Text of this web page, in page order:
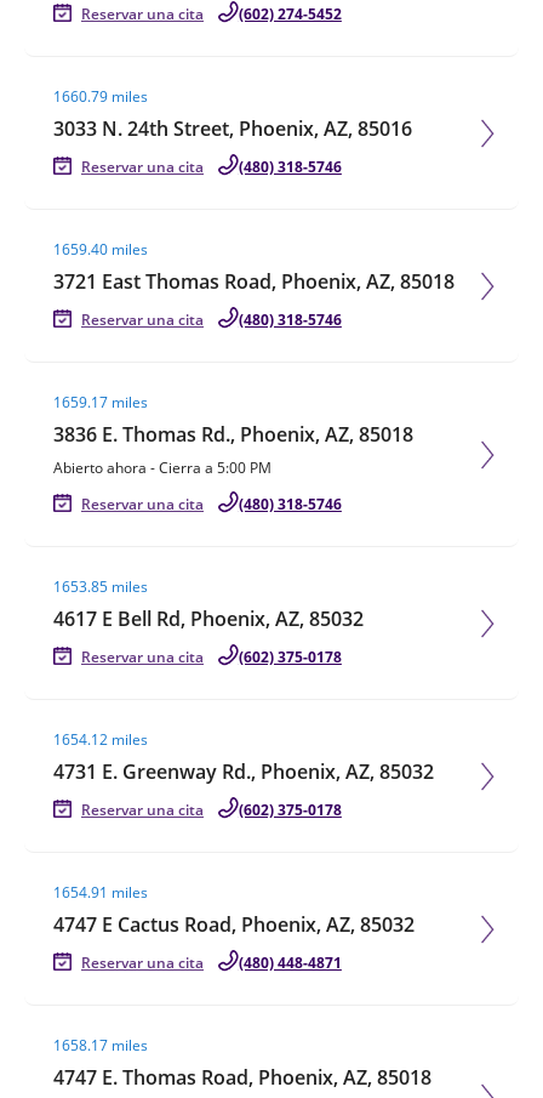
Reservar una cita (602) 274-5452
1660.79 miles
3033 N. 24th Street, Phoenix, AZ, 85016
Reservar una cita (480) 318-5746
1659.40 miles
3721 East Thomas Road, Phoenix, AZ, 85018
Reservar una cita (480) 318-5746
1659.17 miles
3836 E. Thomas Rd., Phoenix, AZ, 85018
Abierto ahora -Cierra a 5:00 PM
Reservar una cita
(480) 318-5746
1653.85 miles
4617 E Bell Rd, Phoenix, AZ, 85032
Reservar una cita (602) 375-0178
1654.12 miles
4731 E. Greenway Rd., Phoenix, AZ, 85032
Reservar una cita (602) 375-0178
1654.91 miles
4747 E Cactus Road, Phoenix, AZ, 85032
Reservar una cita (480) 448-4871
1658.17 miles
4747 E. Thomas Road, Phoenix, AZ, 85018